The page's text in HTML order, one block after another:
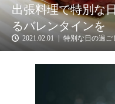
出張料理で特別な
るバレンタインを
2021.02.01 特別な日の過ご